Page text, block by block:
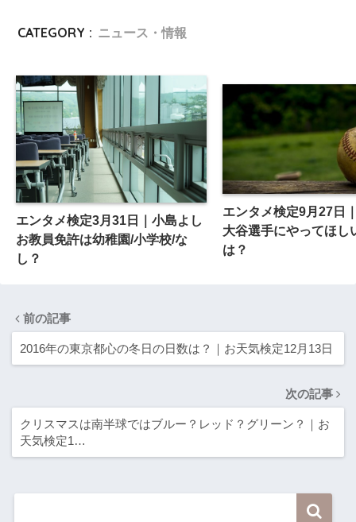
CATEGORY : ニュース・情報
エンタメ検定3月31日｜小島よし
お教員免許は幼稚園/小学校/な
し？
エンタメ検定9月27日
大谷選手にやってほし
は？
前の記事
2016年の東京都心の冬日の日数は？｜お天気検定12月13日
次の記事
クリスマスは南半球ではブルー？レッド？グリーン？｜お
天気検定1…